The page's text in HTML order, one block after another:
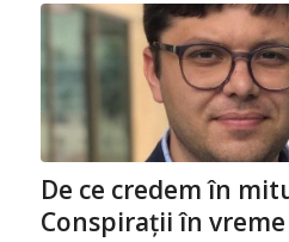
De ce credem în
Conspirații în